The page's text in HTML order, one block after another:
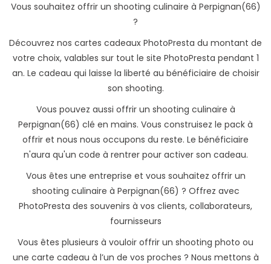
Vous souhaitez offrir un shooting culinaire à Perpignan(66)
?
Découvrez nos cartes cadeaux PhotoPresta du montant de
votre choix, valables sur tout le site PhotoPresta pendant 1
an. Le cadeau qui laisse la liberté au bénéficiaire de choisir
son shooting.
Vous pouvez aussi offrir un shooting culinaire à
Perpignan(66) clé en mains. Vous construisez le pack à
offrir et nous nous occupons du reste. Le bénéficiaire
n'aura qu'un code à rentrer pour activer son cadeau.
Vous êtes une entreprise et vous souhaitez offrir un
shooting culinaire à Perpignan(66) ? Offrez avec
PhotoPresta des souvenirs à vos clients, collaborateurs,
fournisseurs
Vous êtes plusieurs à vouloir offrir un shooting photo ou
une carte cadeau à l’un de vos proches ? Nous mettons à